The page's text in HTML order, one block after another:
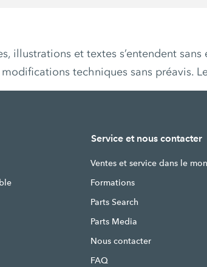
illustrations et textes s’entendent
techniques sans préavis.
Service et nous contacter
Ventes et service dans le
Formations
Parts Search
Parts Media
Nous contacter
FAQ